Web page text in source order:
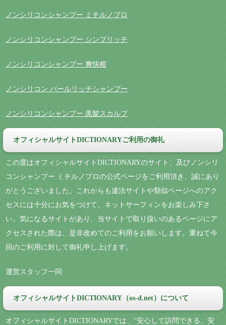
ノンシリコンシャンプー ミチルノプロ
ノンシリコンシャンプー シンプリッチ
ノンシリコンシャンプー 爽快柑
ノンシリコン パールリッチシャンプー
ノンシリコンシャンプー 黒髪スカルプ
オフィシャルサイトDICTIONARYご利用の御礼
この度はオフィシャルサイトDICTIONARYのサイト、及びノンシリ
コンシャンプー ミチルノプロの公式ページをご利用頂き、誠にあり
がとうございました。これからも違法サイトや類似ページへのアク
セスには十分にお気をつけて、ネットサーフィンをお楽しみ下さ
い。気になるサイトがあり、当サイトで取り扱いのあるページにア
クセスされた際は、是非改めてのご利用をお願いします。重ねて今
回のご利用に対して御礼申し上げます。
運営スタッフ一同
オフィシャルサイトDICTIONARY（os-d.net）について
オフィシャルサイトDICTIONARYでは、“安心して訪問できる、安